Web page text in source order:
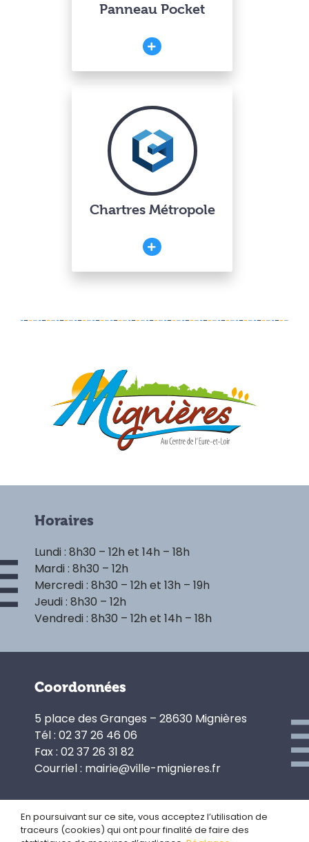
Panneau Pocket
Chartres Métropole
Horaires
Lundi : 8h30 – 12h et 14h – 18h
Mardi : 8h30 – 12h
Mercredi : 8h30 – 12h et 13h – 19h
Jeudi : 8h30 – 12h
Vendredi : 8h30 – 12h et 14h – 18h
Coordonnées
5 place des Granges – 28630 Mignières
Tél : 02 37 26 46 06
Fax : 02 37 26 31 82
Courriel : mairie@ville-mignieres.fr
Politique de confidentialité
En poursuivant sur ce site, vous acceptez l’utilisation de
traceurs (cookies) qui ont pour finalité de faire des